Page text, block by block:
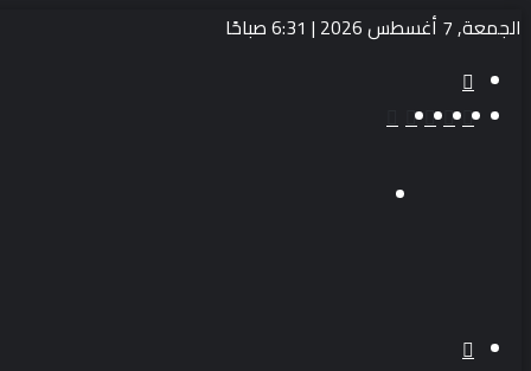
الجمعة, 7 أغسطس 2026 | 6:31 صباحًا
بحث
عن
‫TikTok
انستقرام
يوتيوب
تويترفيسبوك
بحث